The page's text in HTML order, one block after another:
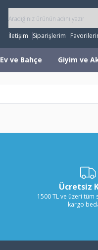
İletişim Siparişlerim
Ev ve Bahçe Giyim ve
Ücretsiz
1500 TL ve üzeri
kargo